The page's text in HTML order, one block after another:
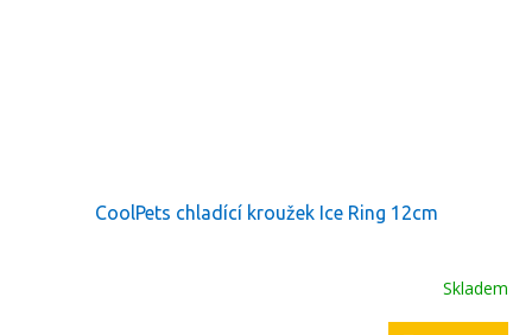
CoolPets chladící kroužek Ice Ring 12cm
Skladem